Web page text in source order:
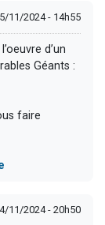
11/2024 - 14h55
d’un
Géants :
faire
11/2024 - 20h50